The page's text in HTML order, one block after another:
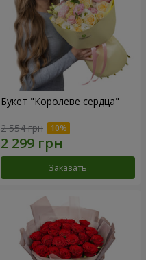
Букет "Королеве сердца"
2 554 грн
Заказать